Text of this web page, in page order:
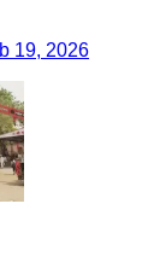
19, 2026